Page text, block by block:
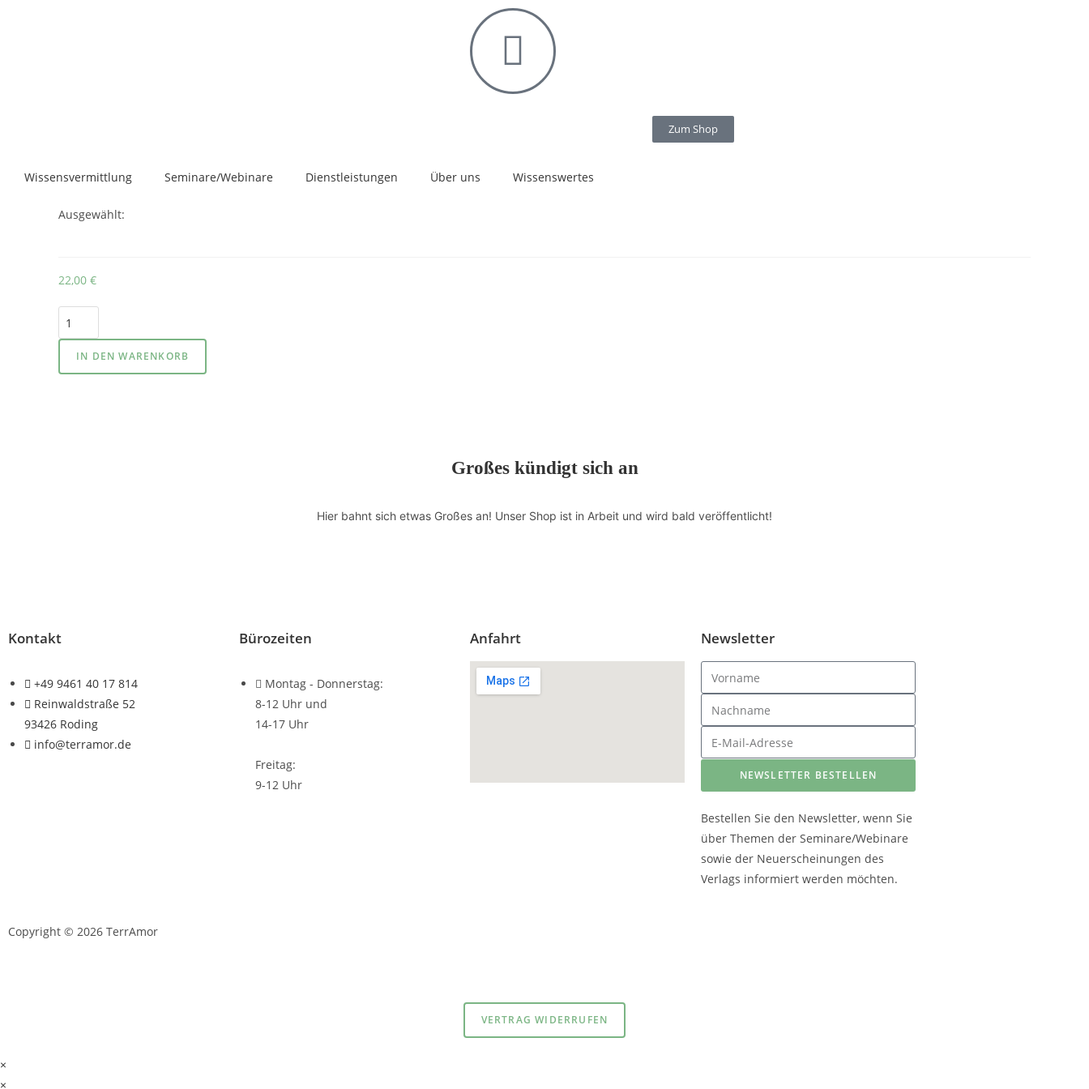
Zum Shop
Wissensvermittlung Seminare/Webinare Dienstleistungen Über uns Wissenswertes
Ausgewählt:
22,00 €
IN DEN WARENKORB
Großes kündigt sich an
Hier bahnt sich etwas Großes an! Unser Shop ist in Arbeit und wird bald veröffentlicht!
Kontakt
+49 9461 40 17 814
Reinwaldstraße 52
93426 Roding
info@terramor.de
Bürozeiten
Montag - Donnerstag:
8-12 Uhr und
14-17 Uhr
Freitag:
9-12 Uhr
Anfahrt Newsletter
NEWSLETTER BESTELLEN
Bestellen Sie den Newsletter, wenn Sie
über Themen der Seminare/Webinare
sowie der Neuerscheinungen des
Verlags informiert werden möchten.
Copyright © 2026 TerrAmor
VERTRAG WIDERRUFEN
×
×